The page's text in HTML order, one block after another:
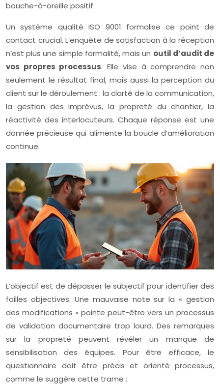
bouche-à-oreille positif.
Un système qualité ISO 9001 formalise ce point de
contact crucial. L’enquête de satisfaction à la réception
n’est plus une simple formalité, mais un outil d’audit de
vos propres processus. Elle vise à comprendre non
seulement le résultat final, mais aussi la perception du
client sur le déroulement : la clarté de la communication,
la gestion des imprévus, la propreté du chantier, la
réactivité des interlocuteurs. Chaque réponse est une
donnée précieuse qui alimente la boucle d’amélioration
continue.
L’objectif est de dépasser le subjectif pour identifier des
failles objectives. Une mauvaise note sur la « gestion
des modifications » pointe peut-être vers un processus
de validation documentaire trop lourd. Des remarques
sur la propreté peuvent révéler un manque de
sensibilisation des équipes. Pour être efficace, le
questionnaire doit être précis et orienté processus,
comme le suggère cette trame :